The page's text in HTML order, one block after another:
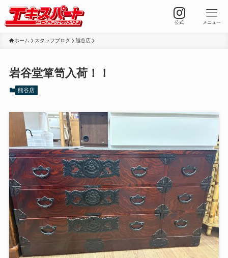
公式 メニュー
ホーム スタッフブログ 熊谷店
岩谷堂箪笥入荷！！
熊谷店